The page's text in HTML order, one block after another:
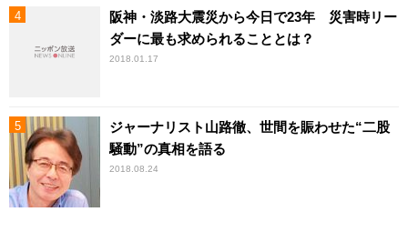
阪神・淡路大震災から今日で23年 災害時リー
ダーに最も求められることとは？
2018.01.17
ジャーナリスト山路徹、世間を賑わせた“二股
騒動”の真相を語る
2018.08.24